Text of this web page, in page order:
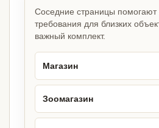
Соседние страницы помогают
требования для близких
важный комплект.
Магазин
Зоомагазин